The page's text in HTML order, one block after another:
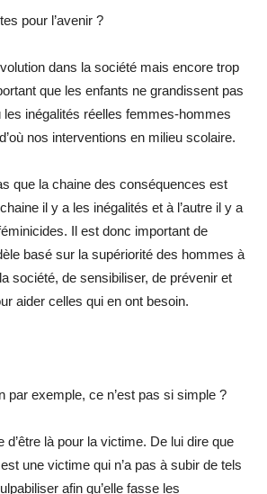
pour l’avenir ?
dans la société mais encore trop
que les enfants ne grandissent pas
inégalités réelles femmes-hommes
nos interventions en milieu scolaire.
que la chaine des conséquences est
il y a les inégalités et à l’autre il y a
Il est donc important de
basé sur la supériorité des hommes à
société, de sensibiliser, de prévenir et
aider celles qui en ont besoin.
par exemple, ce n’est pas si simple ?
d’être là pour la victime. De lui dire que
une victime qui n’a pas à subir de tels
afin qu’elle fasse les